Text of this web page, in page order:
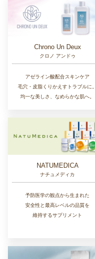
Chrono Un Deux
クロノ アンドゥ
アゼライン酸配合スキンケア
毛穴・皮脂くりかえすトラブルに。
均一な美しさ、なめらかな肌へ。
NATUMEDICA
ナチュメディカ
予防医学の観点から生まれた
安全性と最高レベルの品質を
維持するサプリメント